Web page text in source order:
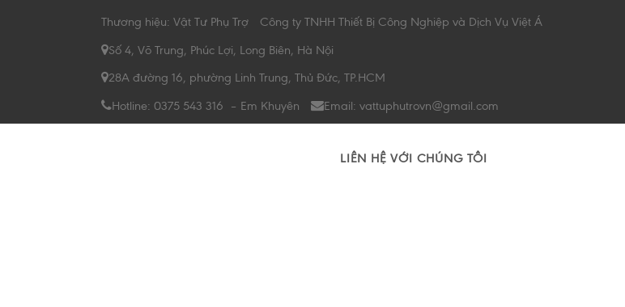
Thương hiệu: Vật Tư Phụ Trợ
Công ty TNHH Thiết Bị Công Nghiệp và Dịch Vụ Việt Á
Số 4, Võ Trung, Phúc Lợi, Long Biên, Hà Nội
28A đường 16, phường Linh Trung, Thủ Đức, TP.HCM
Hotline: 0375 543 316 – Em Khuyên
Email: vattuphutrovn@gmail.com
LIÊN HỆ VỚI CHÚNG TÔI